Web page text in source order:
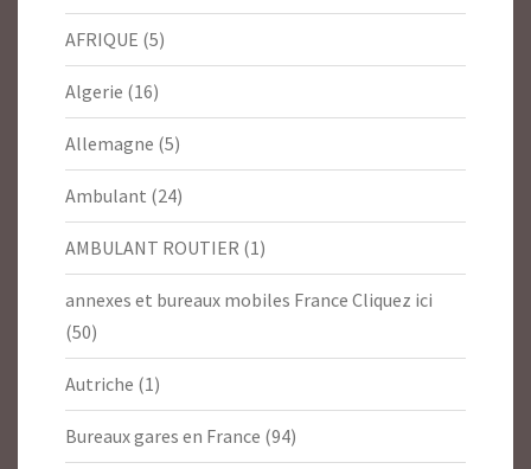
AFRIQUE (5)
Algerie (16)
Allemagne (5)
Ambulant (24)
AMBULANT ROUTIER (1)
annexes et bureaux mobiles France Cliquez ici
(50)
Autriche (1)
Bureaux gares en France (94)